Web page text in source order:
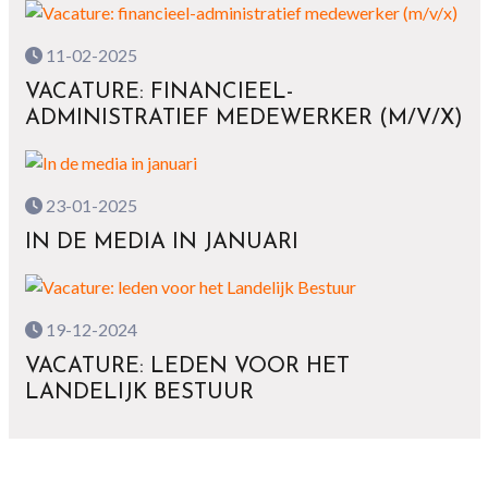
11-02-2025
VACATURE: FINANCIEEL-
ADMINISTRATIEF MEDEWERKER (M/V/X)
23-01-2025
IN DE MEDIA IN JANUARI
19-12-2024
VACATURE: LEDEN VOOR HET
LANDELIJK BESTUUR